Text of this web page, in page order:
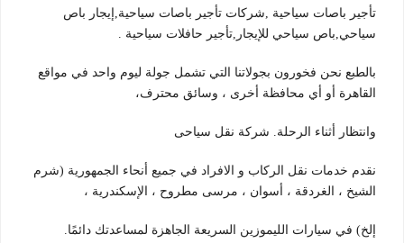
تأجير باصات سياحية ,شركات تأجير باصات سياحية,إيجار باص
سياحي,باص سياحي للإيجار,تأجير حافلات سياحية .
بالطبع نحن فخورون بجولاتنا التي تشمل جولة ليوم واحد في مواقع
القاهرة أو أي محافظة أخرى ، وسائق محترف،
وانتظار أثناء الرحلة. شركة نقل سياحى
نقدم خدمات نقل الركاب و الافراد في جميع أنحاء الجمهورية (شرم
الشيخ ، الغردقة ، أسوان ، مرسى مطروح ، الإسكندرية ،
إلخ) في سيارات الليموزين السريعة الجاهزة لمساعدتك دائمًا.